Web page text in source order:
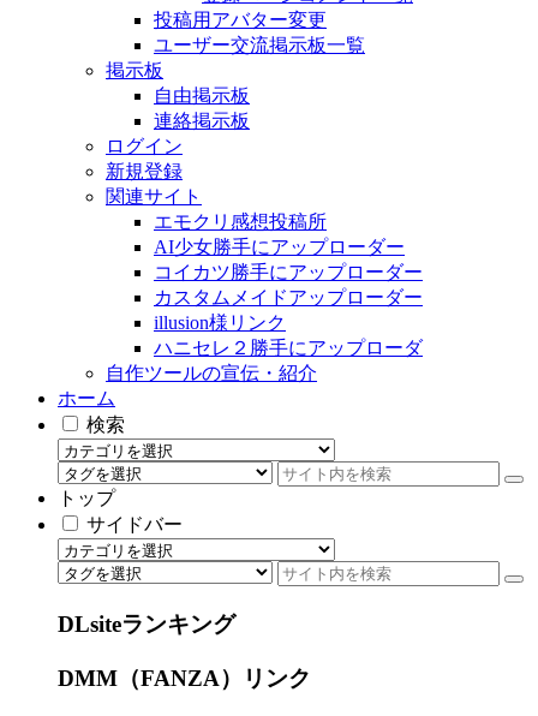
投稿用アバター変更
ユーザー交流掲示板一覧
掲示板
自由掲示板
連絡掲示板
ログイン
新規登録
関連サイト
エモクリ感想投稿所
AI少女勝手にアップローダー
コイカツ勝手にアップローダー
カスタムメイドアップローダー
illusion様リンク
ハニセレ２勝手にアップローダ
自作ツールの宣伝・紹介
ホーム
検索
トップ
サイドバー
DLsiteランキング
DMM（FANZA）リンク